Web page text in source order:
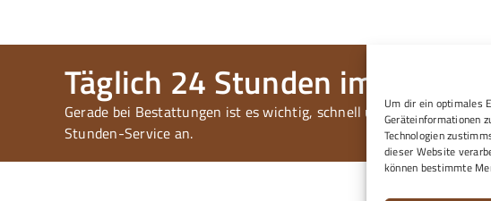
Um dir ein optimales
Geräteinformationen
Technologien
dieser Website
können bestimmte
Täglich 24 Stunden im
Gerade bei Bestattungen ist es wichtig, schnell und kurzfristig zu
Stunden-Service an.